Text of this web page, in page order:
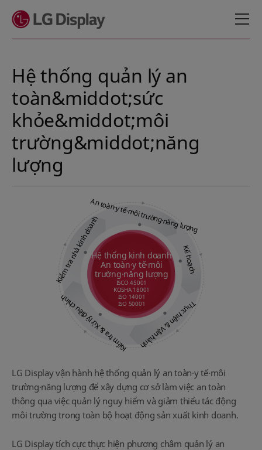
Hệ thống quản lý an
toàn&middot;sức
khỏe&middot;môi
trường&middot;năng
lượng
An toàn·y tế·môi trường·năng lượng
Kế hoạch
Thực hiện & Vận hành
Kiểm tra & Xử lý điều chỉnh
Kiểm tra nhà kinh doanhHệ thống kinh doanh
An toàn·y tế·môi
trường·năng lượng
ISCO 45001
KOSHA 18001
ISO 14001
ISO 50001
LG Display vận hành hệ thống quản lý an toàn·y tế·môi
trường·năng lượng để xây dựng cơ sở làm việc an toàn
thông qua việc quản lý nguy hiểm và giảm thiểu tác động
môi trường trong toàn bộ hoạt động sản xuất kinh doanh.
LG Display tích cực thực hiện phương châm quản lý an